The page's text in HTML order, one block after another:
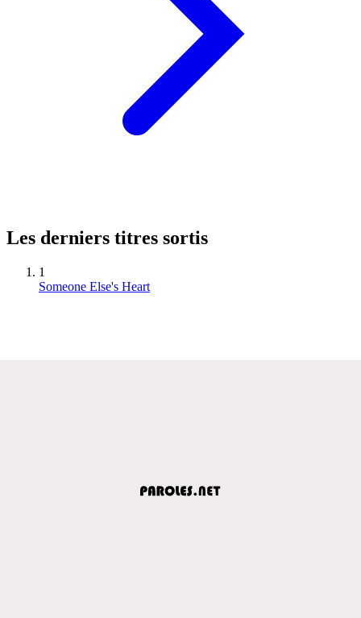
Les derniers titres sortis
1
Someone Else's Heart